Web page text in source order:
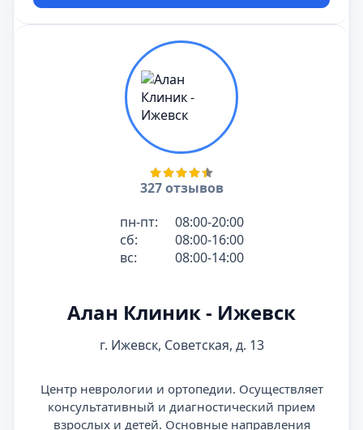
327 отзывов
пн-пт:
08:00-20:00
сб:
08:00-16:00
вс:
08:00-14:00
Алан Клиник - Ижевск
г. Ижевск, Советская, д. 13
Центр неврологии и ортопедии. Осуществляет
консультативный и диагностический прием
взрослых и детей. Основные направления